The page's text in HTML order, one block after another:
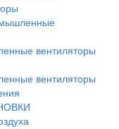
вентиляторы
вентиляторы